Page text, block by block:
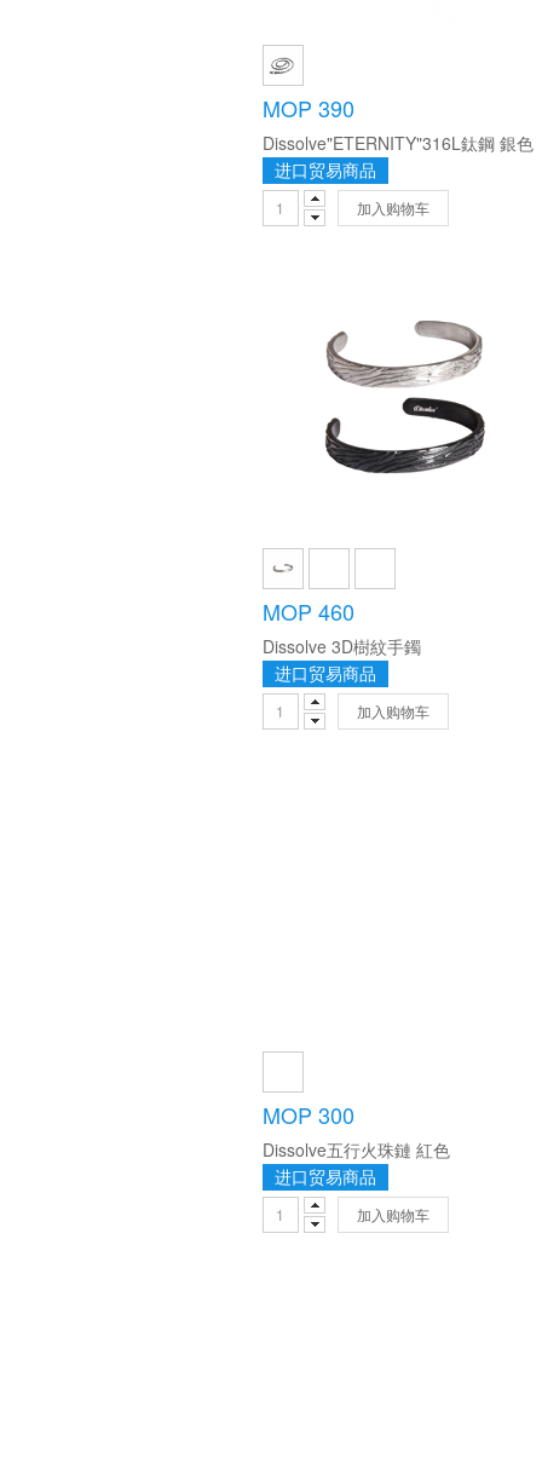
MOP 390
Dissolve"ETERNITY"316L鈦鋼 銀色
进口贸易商品
加入购物车
MOP 460
Dissolve 3D樹紋手鐲
进口贸易商品
加入购物车
MOP 300
Dissolve五行火珠鏈 紅色
进口贸易商品
加入购物车